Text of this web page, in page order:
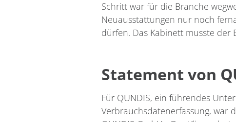
Schritt war für die Branche
Neuausstattungen nur noch
dürfen. Das Kabinett musste der
Statement von
Für QUNDIS, ein führendes
Verbrauchsdatenerfassung, war